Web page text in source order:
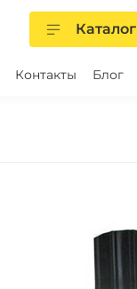
Каталог
Контакты Блог